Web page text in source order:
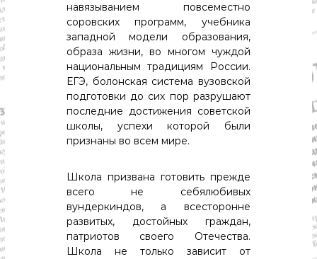
навязыванием повсеместно
соровских программ, учебника
западной модели образования,
образа жизни, во многом чуждой
национальным традициям России.
ЕГЭ, болонская система вузовской
подготовки до сих пор разрушают
последние достижения советской
школы, успехи которой были
признаны во всем мире.
Школа призвана готовить прежде
всего не себялюбивых
вундеркиндов, а всесторонне
развитых, достойных граждан,
патриотов своего Отечества.
Школа не только зависит от